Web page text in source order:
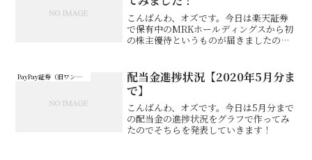
こんばんわ、オズです。今日は楽天証券
で保有中のMRKホールディングスから初
の株主優待というものが届きましたので
PayPay証券（旧ワンタップバイ）
配当金進捗状況【2020年5月分ま
で】
こんばんわ、オズです。今日は5月分まで
の配当金の進捗状況をグラフで作ってみ
たのでそちらを発表していきます！